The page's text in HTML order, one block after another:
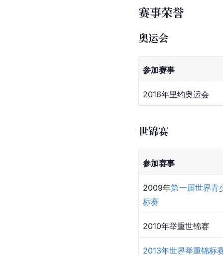
赛事荣誉
奥运会
参加赛事
2016年里约奥运会
世锦赛
参加赛事
2009年第一届世界青
标赛
2010年举重世锦赛
2013年世界举重锦标